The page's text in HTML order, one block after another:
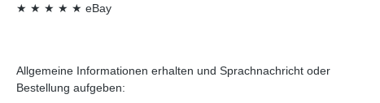
★ ★ ★ ★ ★ eBay
Allgemeine Informationen erhalten und Sprachnachricht oder
Bestellung aufgeben: